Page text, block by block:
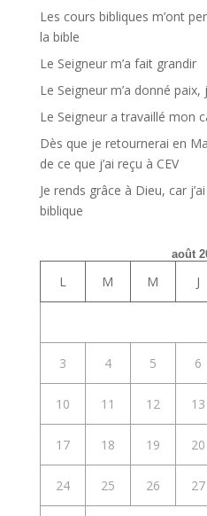
Les cours bibliques m’ont
la bible
Le Seigneur m’a fait grandir
Le Seigneur m’a donné
Le Seigneur a travaillé mon
Dès que je retournerai en
de ce que j’ai reçu à CEV
Je rends grâce à Dieu, car
biblique
août
L M M J
3 4 5 6
10 11 12 13
17 18 19 20
24 25 26 27